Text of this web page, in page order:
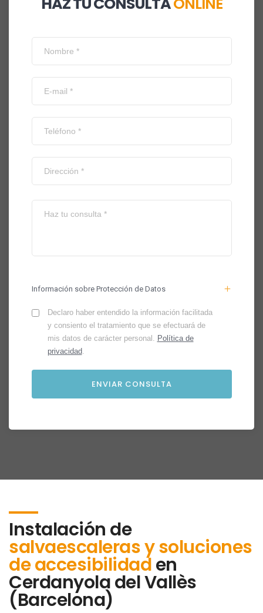
Información sobre Protección de Datos
Declaro haber entendido la información facilitada
y consiento el tratamiento que se efectuará de
mis datos de carácter personal. Política de
privacidad.
Instalación de
salvaescaleras y soluciones
de accesibilidaden
Cerdanyola del Vallès
(Barcelona)